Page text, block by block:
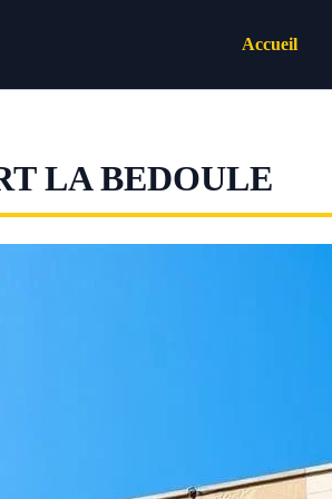
Accueil
LA BEDOULE